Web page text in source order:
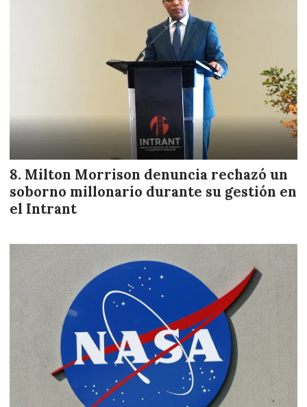
Milton Morrison denuncia rechazó un
soborno millonario durante su gestión en
el Intrant